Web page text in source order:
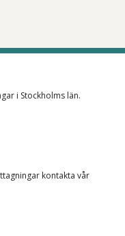
i Stockholms län.
kontakta vår